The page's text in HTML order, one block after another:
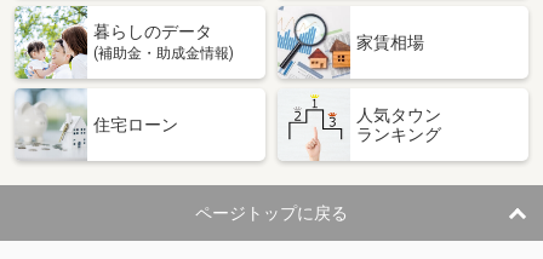
暮らしのデータ
(補助金・助成金情報)
家賃相場
住宅ローン
人気タウン
ランキング
ページトップに戻る